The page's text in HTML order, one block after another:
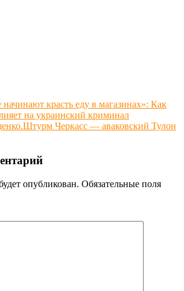
красть еду в магазинах»: Как
на украинский криминал
Черкасс — аваковский Тулон
опубликован. Обязательные поля